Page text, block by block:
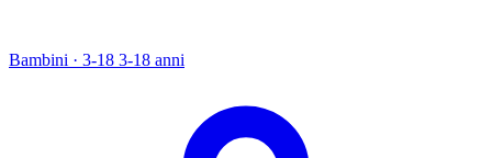
Bambini · 3-18 3-18 anni